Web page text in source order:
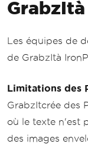
Les équipes de
de GrabzItà
Limitations des
GrabzItcrée des
où le texte n'est
des images